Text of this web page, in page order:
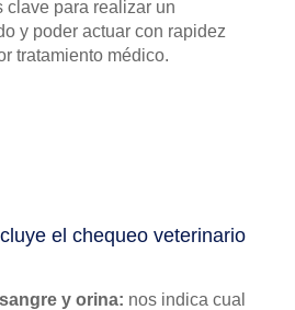
clave para realizar un
y poder actuar con rapidez
tratamiento médico.
el chequeo veterinario
y orina: nos indica cual